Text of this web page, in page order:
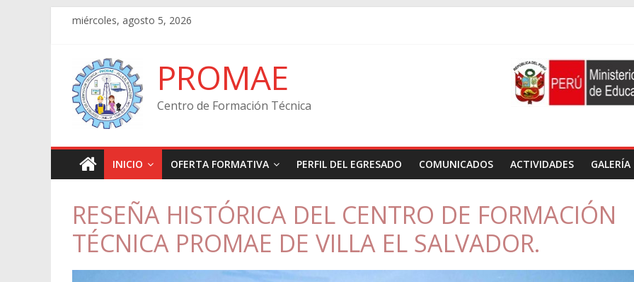
Skipmiércoles, agosto 5, 2026
PROMAE
Centro de Formación Técnica
INICIO OFERTA FORMATIVA PERFIL DEL EGRESADO COMUNICADOS ACTIVIDADES GALERÍA
RESEÑA HISTÓRICA DEL CENTRO DE FORMACIÓN
TÉCNICA PROMAE DE VILLA EL SALVADOR.